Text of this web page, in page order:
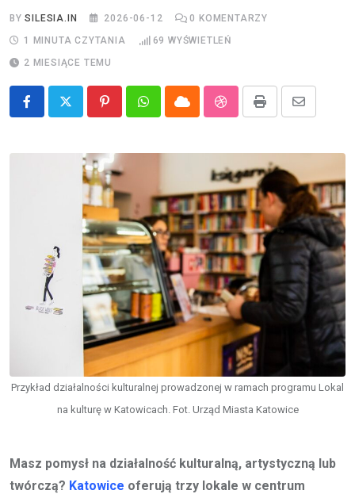
BYSILESIA.IN 2026-06-12 0 KOMENTARZY
1 MINUTA CZYTANIA
69 WYŚWIETLEŃ
2 MIESIĄCE TEMU
PinterestWhatsappCloud StumbleUpon
Print
Share
Email
Przykład działalności kulturalnej prowadzonej w ramach programu Lokal
na kulturę w Katowicach. Fot. Urząd Miasta Katowice
Masz pomysł na działalność kulturalną, artystyczną lub
twórczą? Katowice oferują trzy lokale w centrum